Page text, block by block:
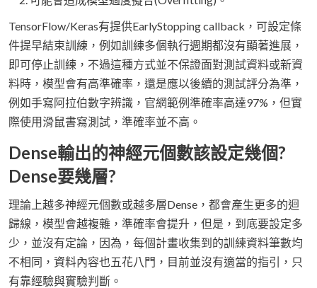
TensorFlow/Keras有提供EarlyStopping callback，可設定條
件提早結束訓練，例如訓練多個執行週期都沒有顯著進展，
即可停止訓練，不過這種方式並不保證面對測試資料或新資
料時，模型會有高準確率，還是應以後續的測試評分為準，
例如手寫阿拉伯數字辨識，官網範例準確率高達97%，但實
際使用滑鼠書寫測試，準確率並不高。
Dense輸出的神經元個數該設定幾個?
Dense要幾層?
理論上越多神經元個數或越多層Dense，都會產生更多的迴
歸線，模型會越複雜，準確率會提升，但是，到底要設定多
少，並沒有定論，因為，每個計畫收集到的訓練資料筆數均
不相同，資料內容也五花八門，目前並沒有適當的指引，只
有靠經驗與實驗判斷。